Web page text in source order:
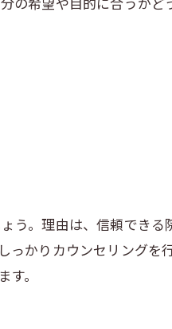
う。理由は、信頼できる
っかりカウンセリングを
。